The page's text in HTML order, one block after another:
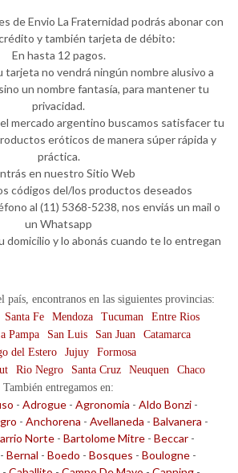
de Envio La Fraternidad podrás abonar con
y también tarjeta de débito:
En hasta 12 pagos.
tarjeta no vendrá ningún nombre alusivo a
un nombre fantasía, para mantener tu
privacidad.
mercado argentino buscamos satisfacer tu
eróticos de manera súper rápida y
práctica.
en nuestro Sitio Web
códigos del/los productos deseados
al (11) 5368-5238, nos enviás un mail o
un Whatsapp
domicilio y lo abonás cuando te lo entregan
país, encontranos en las siguientes provincias:
Santa Fe Mendoza Tucuman
Entre Rios
Pampa San Luis San Juan
Catamarca
del Estero Jujuy
Formosa
Rio Negro Santa Cruz Neuquen
Chaco
También entregamos en:
- Adrogue - Agronomia - Aldo Bonzi -
- Anchorena - Avellaneda - Balvanera -
Norte - Bartolome Mitre - Beccar -
- Bernal - Boedo - Bosques - Boulogne -